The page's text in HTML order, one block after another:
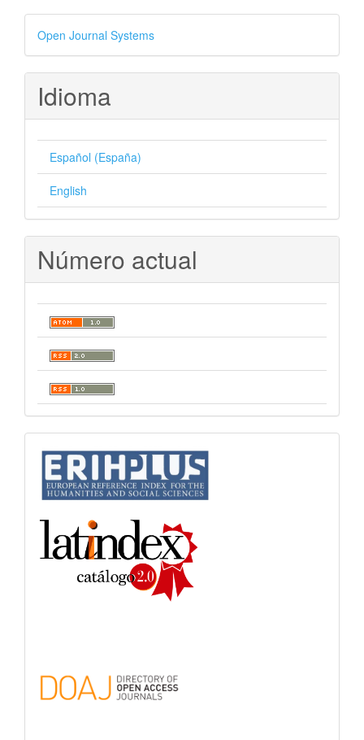
Desarrollado
por
Open Journal Systems
Idioma
Español (España)
English
Número actual
indices